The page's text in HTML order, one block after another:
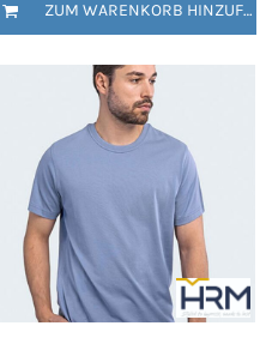
ZUM WARENKORB HINZUFÜGEN